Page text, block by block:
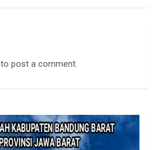
to post a comment.